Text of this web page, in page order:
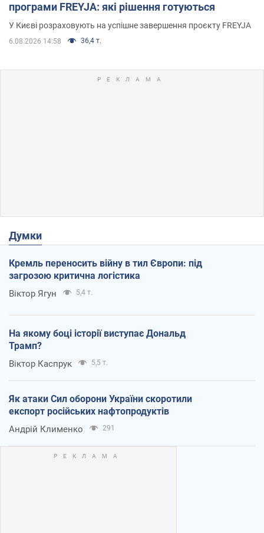
програми FREYJA: які рішення готуються
У Києві розраховують на успішне завершення проєкту FREYJA
6.08.2026 14:58 36,4 т.
Думки
Кремль переносить війну в тил Європи: під
загрозою критична логістика
Віктор Ягун 5,4 т.
На якому боці історії виступає Дональд
Трамп?
Віктор Каспрук 5,5 т.
Як атаки Сил оборони України скоротили
експорт російських нафтопродуктів
Андрій Клименко 291